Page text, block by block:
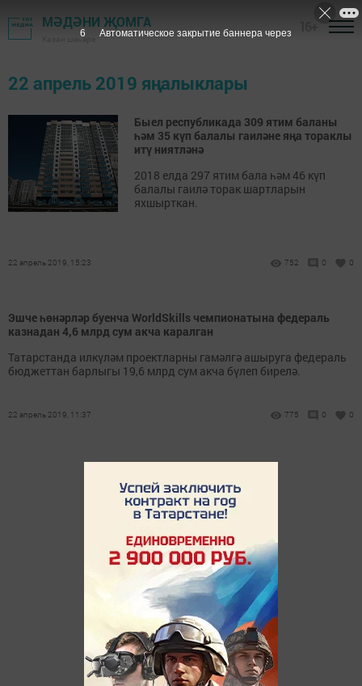
МӘДӘНИ ҖОМГА
Казан шәһәре
22 апрель 2019 яңалыклары
Быел республикада 309 ятим баланы
һәм 35 күп балалы гаиләне яңа тораклы
итү ниятләнә
2018 елда 297 ятим бала һәм 46 күп
балалы гаилә торак шартларын
яхшырткан.
22 апрель 2019, 15:23 752 0 0
Эшче һөнәрләр буенча WorldSkills чемпионатына федераль
казнадан 4,6 млрд сум акча каралган
Татарстанда илкүләм проектларны гамәлгә ашыруга федераль
бюджеттан барлыгы 19,6 млрд сум акча бүлеп бирелә.
22 апрель 2019, 11:37 775 0 0
6 Автоматическое закрытие баннера через